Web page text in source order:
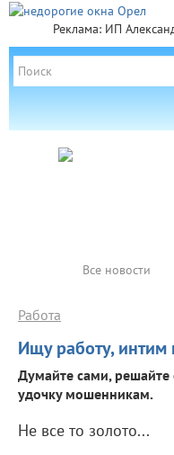
Реклама: ИП
Все новости
Ищу работу, интим
Работа
Думайте сами, решайте
удочку мошенникам.
Не все то золото...